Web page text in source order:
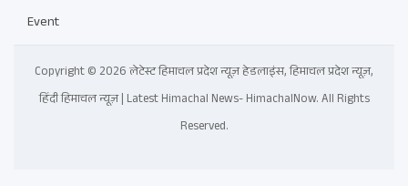
Event
Copyright © 2026 लेटेस्ट हिमाचल प्रदेश न्यूज़ हेडलाइंस, हिमाचल प्रदेश न्यूज़,
हिंदी हिमाचल न्यूज़ | Latest Himachal News- HimachalNow. All Rights
Reserved.